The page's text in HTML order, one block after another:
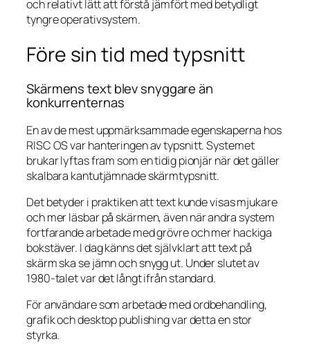
och relativt lätt att förstå jämfört med betydligt
tyngre operativsystem.
Före sin tid med typsnitt
Skärmens text blev snyggare än
konkurrenternas
En av de mest uppmärksammade egenskaperna hos
RISC OS var hanteringen av typsnitt. Systemet
brukar lyftas fram som en tidig pionjär när det gäller
skalbara kantutjämnade skärmtypsnitt.
Det betyder i praktiken att text kunde visas mjukare
och mer läsbar på skärmen, även när andra system
fortfarande arbetade med grövre och mer hackiga
bokstäver. I dag känns det självklart att text på
skärm ska se jämn och snygg ut. Under slutet av
1980-talet var det långt ifrån standard.
För användare som arbetade med ordbehandling,
grafik och desktop publishing var detta en stor
styrka.